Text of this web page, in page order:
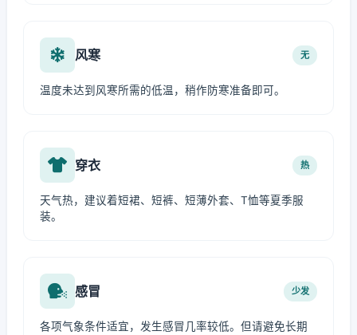
风寒 无
温度未达到风寒所需的低温，稍作防寒准备即可。
穿衣 热
天气热，建议着短裙、短裤、短薄外套、T恤等夏季服
装。
感冒 少发
各项气象条件适宜，发生感冒几率较低。但请避免长期